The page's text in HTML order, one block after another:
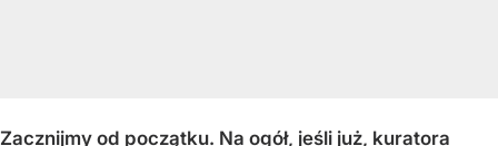
Zacznijmy od początku. Na ogół, jeśli już, kuratora